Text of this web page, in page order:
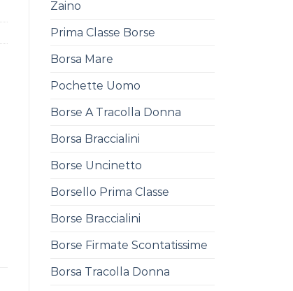
Zaino
Prima Classe Borse
Borsa Mare
Pochette Uomo
Borse A Tracolla Donna
Borsa Braccialini
Borse Uncinetto
Borsello Prima Classe
Borse Braccialini
Borse Firmate Scontatissime
Borsa Tracolla Donna